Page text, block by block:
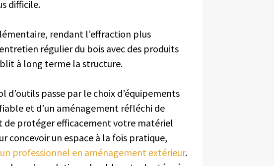
difficile.
rendant l’effraction plus
régulier du bois avec des produits
à long terme la structure.
d’outils passe par le choix d’équipements
et d’un aménagement réfléchi de
de protéger efficacement votre matériel
concevoir un espace à la fois pratique,
un professionnel en aménagement extérieur.